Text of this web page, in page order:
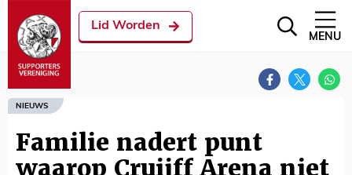
Lid Worden
MENU
NIEUWS
Familie nadert punt
waarop Cruijff Arena niet